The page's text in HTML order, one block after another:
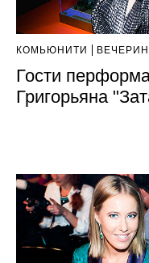
КОМЬЮНИТИ
Гости
Григорьяна